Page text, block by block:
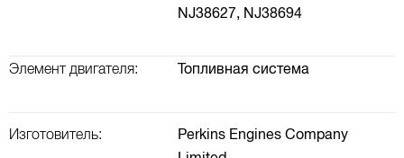
NJ38627, NJ38694
Элемент двигателя: Топливная система
Изготовитель:
Perkins Engines Company